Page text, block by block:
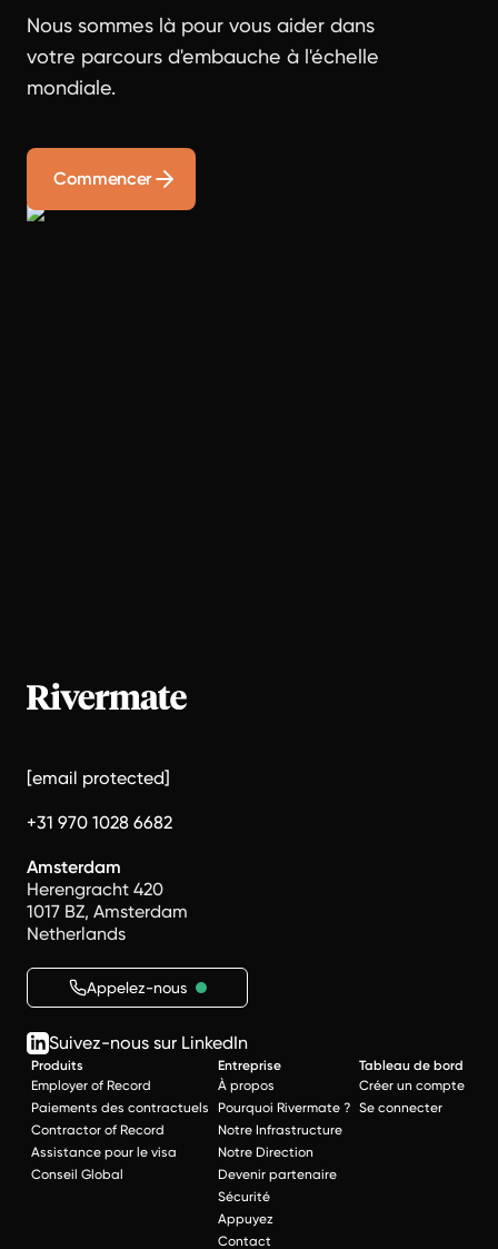
Nous sommes là pour vous aider dans
votre parcours d'embauche à l'échelle
mondiale.
Commencer
[email protected]
+31 970 1028 6682
Amsterdam
Herengracht 420
1017 BZ, Amsterdam
Netherlands
Appelez-nous
Suivez-nous sur LinkedIn
Produits
Employer of Record
Paiements des contractuels
Contractor of Record
Assistance pour le visa
Conseil Global
Entreprise
À propos
Pourquoi Rivermate ?
Notre Infrastructure
Notre Direction
Devenir partenaire
Sécurité
Appuyez
Contact
Tableau de bord
Créer un compte
Se connecter